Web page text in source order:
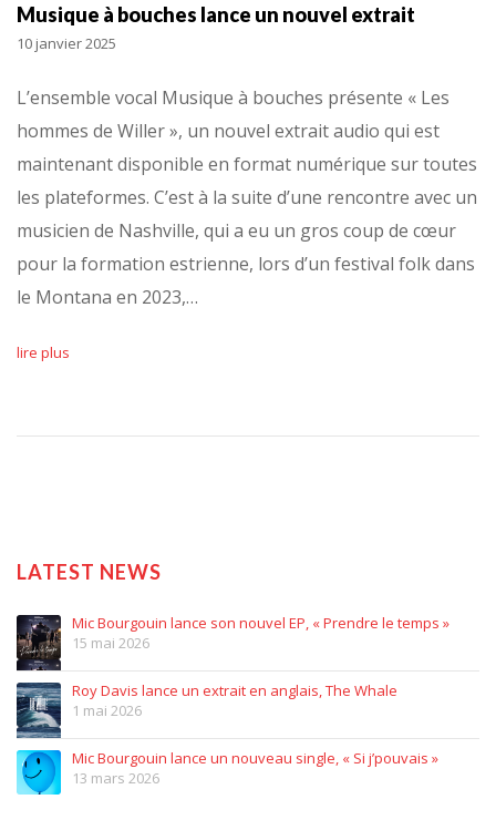
Musique à bouches lance un nouvel extrait
10 janvier 2025
L’ensemble vocal Musique à bouches présente « Les
hommes de Willer », un nouvel extrait audio qui est
maintenant disponible en format numérique sur toutes
les plateformes. C’est à la suite d’une rencontre avec un
musicien de Nashville, qui a eu un gros coup de cœur
pour la formation estrienne, lors d’un festival folk dans
le Montana en 2023,…
lire plus
LATEST NEWS
Mic Bourgouin lance son nouvel EP, « Prendre le temps »
15 mai 2026
Roy Davis lance un extrait en anglais, The Whale
1 mai 2026
Mic Bourgouin lance un nouveau single, « Si j’pouvais »
13 mars 2026